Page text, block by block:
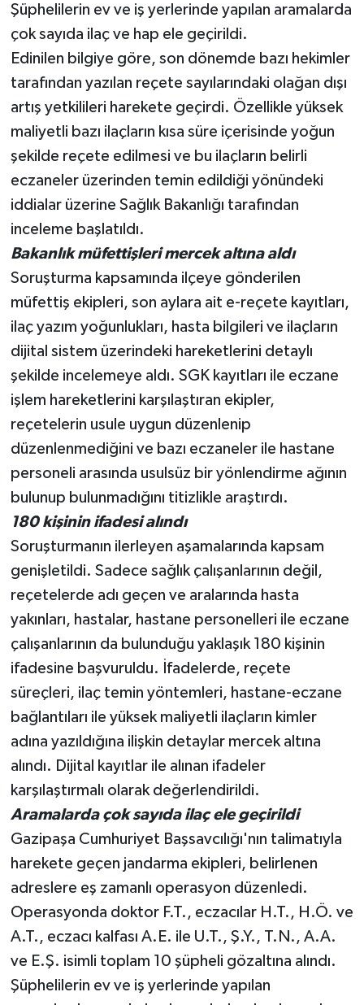
Şüphelilerin ev ve iş yerlerinde yapılan aramalarda
çok sayıda ilaç ve hap ele geçirildi.
Edinilen bilgiye göre, son dönemde bazı hekimler
tarafından yazılan reçete sayılarındaki olağan dışı
artış yetkilileri harekete geçirdi. Özellikle yüksek
maliyetli bazı ilaçların kısa süre içerisinde yoğun
şekilde reçete edilmesi ve bu ilaçların belirli
eczaneler üzerinden temin edildiği yönündeki
iddialar üzerine Sağlık Bakanlığı tarafından
inceleme başlatıldı.
Bakanlık müfettişleri mercek altına aldı
Soruşturma kapsamında ilçeye gönderilen
müfettiş ekipleri, son aylara ait e-reçete kayıtları,
ilaç yazım yoğunlukları, hasta bilgileri ve ilaçların
dijital sistem üzerindeki hareketlerini detaylı
şekilde incelemeye aldı. SGK kayıtları ile eczane
işlem hareketlerini karşılaştıran ekipler,
reçetelerin usule uygun düzenlenip
düzenlenmediğini ve bazı eczaneler ile hastane
personeli arasında usulsüz bir yönlendirme ağının
bulunup bulunmadığını titizlikle araştırdı.
180 kişinin ifadesi alındı
Soruşturmanın ilerleyen aşamalarında kapsam
genişletildi. Sadece sağlık çalışanlarının değil,
reçetelerde adı geçen ve aralarında hasta
yakınları, hastalar, hastane personelleri ile eczane
çalışanlarının da bulunduğu yaklaşık 180 kişinin
ifadesine başvuruldu. İfadelerde, reçete
süreçleri, ilaç temin yöntemleri, hastane-eczane
bağlantıları ile yüksek maliyetli ilaçların kimler
adına yazıldığına ilişkin detaylar mercek altına
alındı. Dijital kayıtlar ile alınan ifadeler
karşılaştırmalı olarak değerlendirildi.
Aramalarda çok sayıda ilaç ele geçirildi
Gazipaşa Cumhuriyet Başsavcılığı'nın talimatıyla
harekete geçen jandarma ekipleri, belirlenen
adreslere eş zamanlı operasyon düzenledi.
Operasyonda doktor F.T., eczacılar H.T., H.Ö. ve
A.T., eczacı kalfası A.E. ile U.T., Ş.Y., T.N., A.A.
ve E.Ş. isimli toplam 10 şüpheli gözaltına alındı.
Şüphelilerin ev ve iş yerlerinde yapılan
Turizm
Yaşam